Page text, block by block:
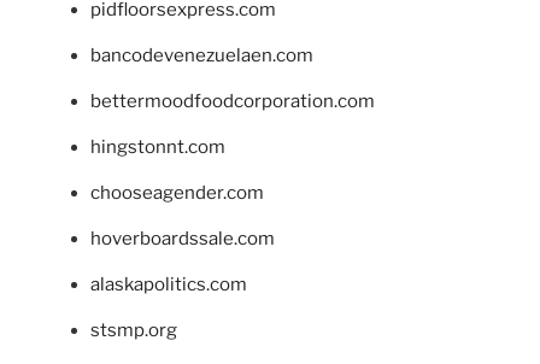
pidfloorsexpress.com
bancodevenezuelaen.com
bettermoodfoodcorporation.com
hingstonnt.com
chooseagender.com
hoverboardssale.com
alaskapolitics.com
stsmp.org